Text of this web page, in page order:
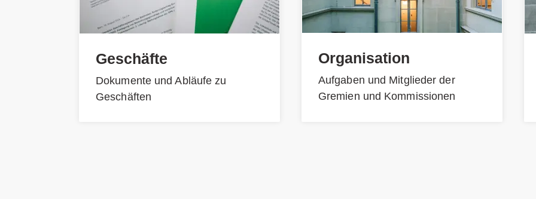
Geschäfte
Dokumente und Abläufe zu
Geschäften
Organisation
Aufgaben und Mitglieder der
Gremien und Kommissionen